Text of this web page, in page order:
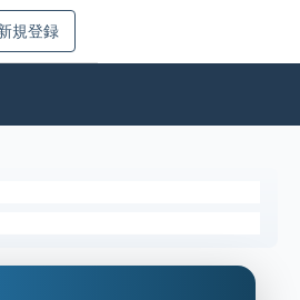
規登録